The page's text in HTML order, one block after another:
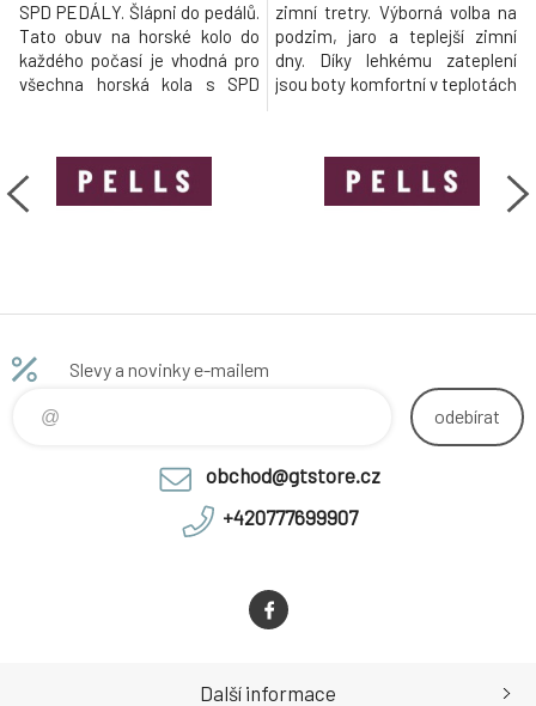
SPD PEDÁLY. Šlápni do pedálů.
Tato obuv na horské kolo do
každého počasí je vhodná pro
všechna horská kola s SPD
pevnost. Gumová podešev
Stealth C4 ti poskytne
maximální přilnavost nejen na
zimní tretry. Výborná volba na
podzim, jaro a teplejší zimní
dny. Díky lehkému zateplení
jsou boty komfortní v teplotách
S.L.W.2 kolečko nohu dokonale
obepne. Díky podešvi
znbsppryže Michelin je bota
Slevy a novinky e-mailem
odebírat
obchod@gtstore.cz
+420777699907
Další informace